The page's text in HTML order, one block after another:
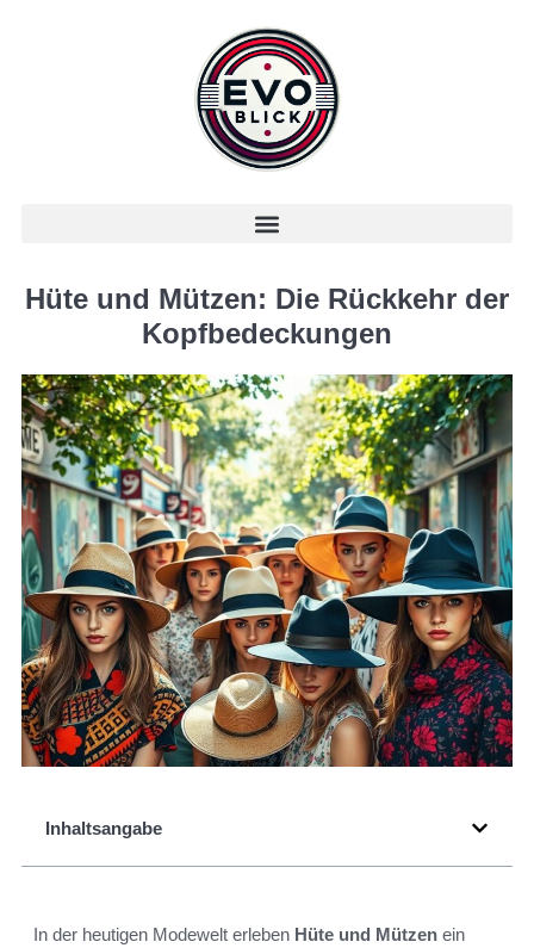
Hüte und Mützen: Die Rückkehr der
Kopfbedeckungen
Inhaltsangabe
In der heutigen Modewelt erleben Hüte und Mützen ein